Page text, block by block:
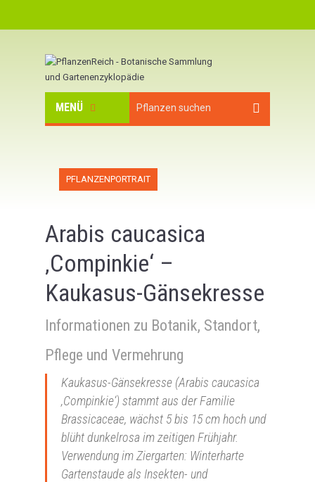
MENÜ
PFLANZENPORTRAIT
Arabis caucasica
‚Compinkie‘ –
Kaukasus-Gänsekresse
Informationen zu Botanik, Standort,
Pflege und Vermehrung
Kaukasus-Gänsekresse (Arabis caucasica
‚Compinkie‘) stammt aus der Familie
Brassicaceae, wächst 5 bis 15 cm hoch und
blüht dunkelrosa im zeitigen Frühjahr.
Verwendung im Ziergarten: Winterharte
Gartenstaude als Insekten- und